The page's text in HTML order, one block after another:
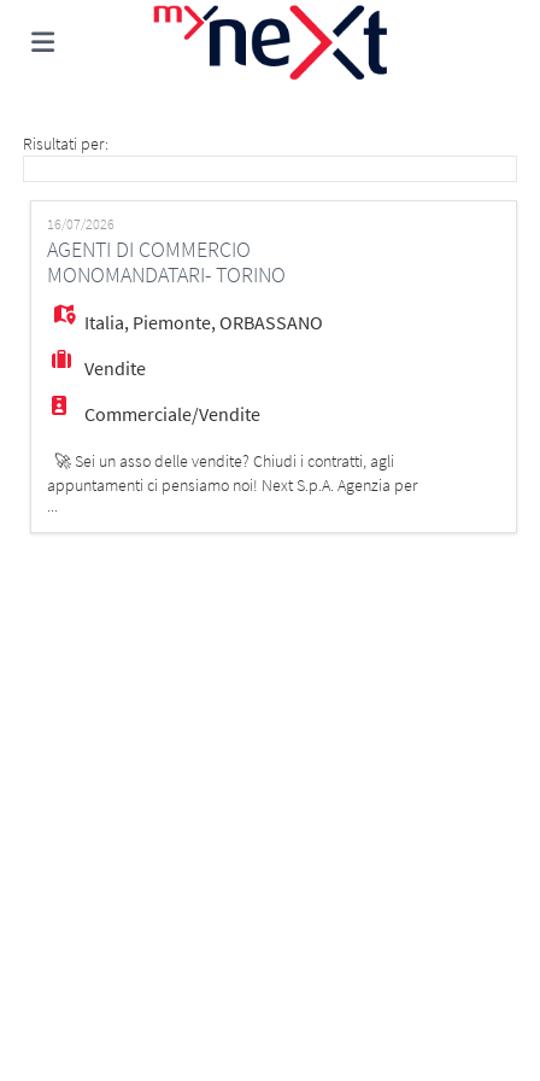
Offerte
di
lavoro
Carica
il
CV
Login
Lingua
EN
Risultati per:
16/07/2026
AGENTI DI COMMERCIO
MONOMANDATARI- TORINO
Italia, Piemonte,ORBASSANO
Vendite
Commerciale/Vendite
🚀 Sei un asso delle vendite? Chiudi i contratti, agli
appuntamenti ci pensiamo noi! Next S.p.A. Agenzia per
il Lavoro, seleziona per conto di una prestigiosa ed
importante Holding leader nella vendita di servizi,
...